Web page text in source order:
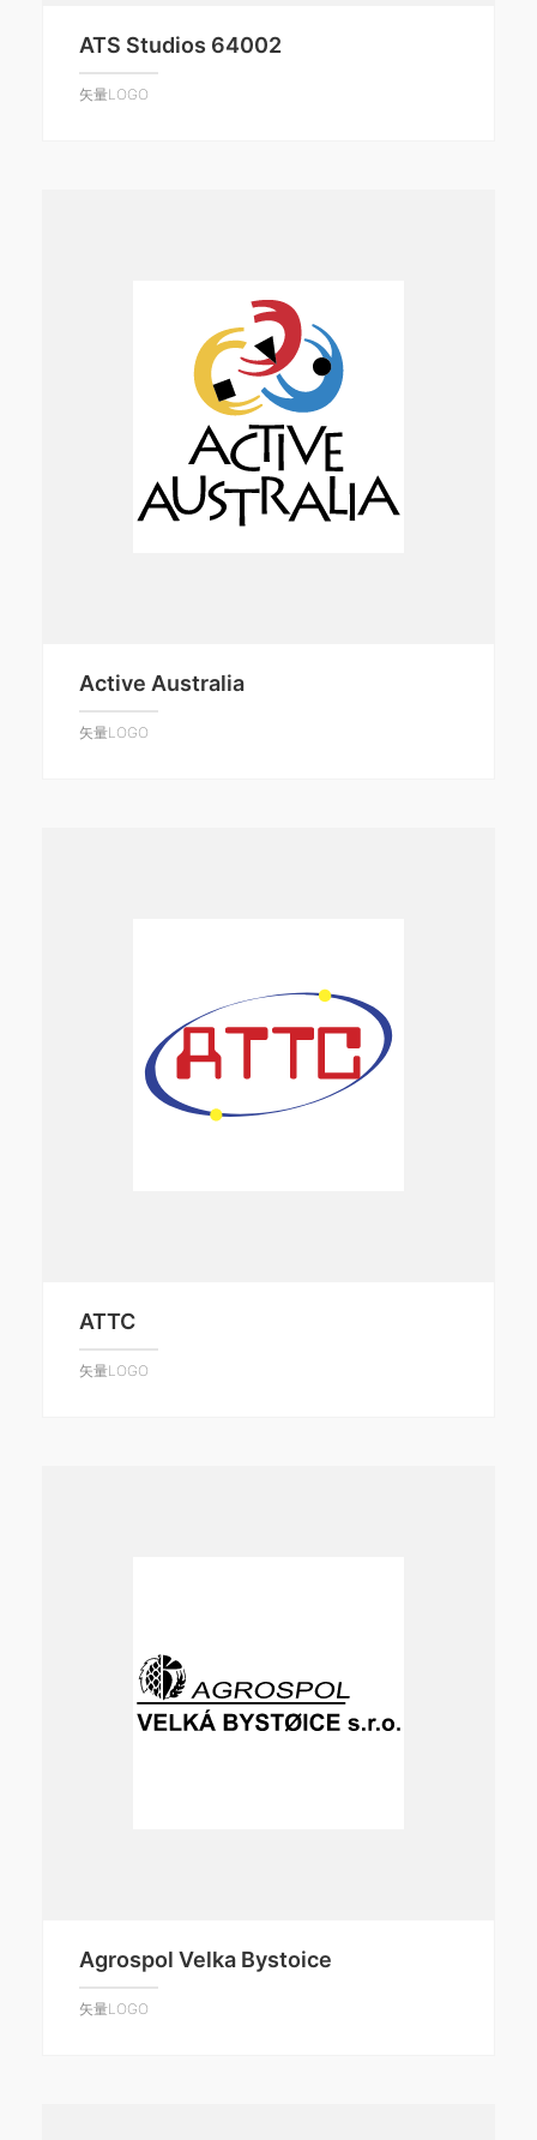
ATS Studios 64002
矢量LOGO
Active Australia
矢量LOGO
ATTC
矢量LOGO
Agrospol Velka Bystoice
矢量LOGO